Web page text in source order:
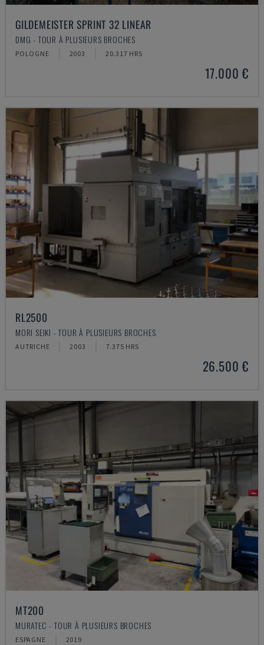
GILDEMEISTER SPRINT 32 LINEAR
DMG - TOUR À PLUSIEURS BROCHES
POLOGNE 2003 20.317 HRS
17.000 €
RL2500
MORI SEIKI - TOUR À PLUSIEURS BROCHES
AUTRICHE 2003 7.375 HRS
26.500 €
MT200
MURATEC - TOUR À PLUSIEURS BROCHES
ESPAGNE 2019